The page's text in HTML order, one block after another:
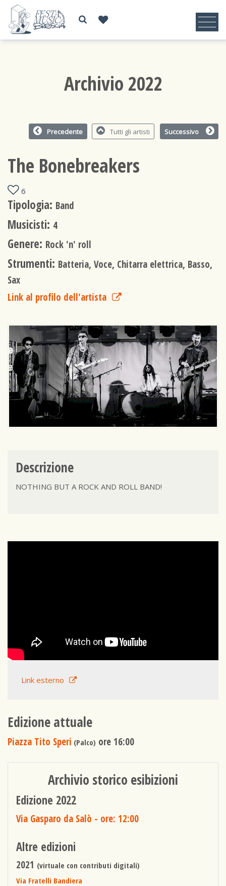
Archivio 2022
Precedente Tutti gli artisti Successivo
The Bonebreakers
6
Tipologia: Band
Musicisti: 4
Genere: Rock 'n' roll
Strumenti: Batteria, Voce, Chitarra elettrica, Basso,
Sax
Link al profilo dell'artista
Descrizione
NOTHING BUT A ROCK AND ROLL BAND!
Link esterno
Edizione attuale
Piazza Tito Speri (Palco) ore 16:00
Archivio storico esibizioni
Edizione 2022
Via Gasparo da Salò - ore: 12:00
Altre edizioni
2021 (virtuale con contributi digitali)
Via Fratelli Bandiera